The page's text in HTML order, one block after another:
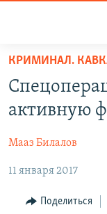
доступа
основному
Вернутся
главной
ПОДКАСТЫ
АВТОРСКИЕ
ЦИТАТЫ
МНЕНИЯ
КУЛЬТУРА
КРИМИНАЛ.
активную
Мааз Билалов
11 января 2017
Поделиться